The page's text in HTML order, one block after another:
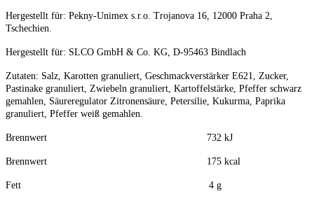
Hergestellt für: Pekny-Unimex s.r.o. Trojanova 16, 12000 Praha 2,
Tschechien.
Hergestellt für: SLCO GmbH & Co. KG, D-95463 Bindlach
Zutaten: Salz, Karotten granuliert, Geschmackverstärker E621, Zucker,
Pastinake granuliert, Zwiebeln granuliert, Kartoffelstärke, Pfeffer schwarz
gemahlen, Säureregulator Zitronensäure, Petersilie, Kukurma, Paprika
granuliert, Pfeffer weiß gemahlen.
Brennwert 732 kJ
Brennwert 175 kcal
Fett 4 g